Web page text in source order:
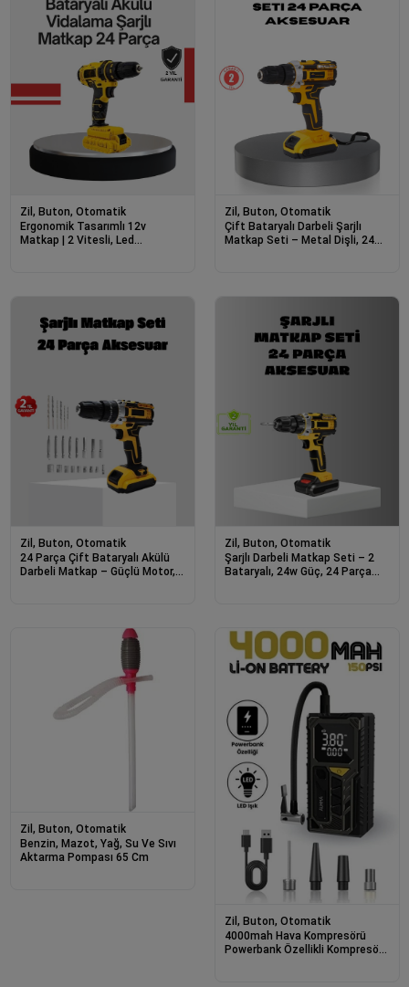
Zil, Buton, Otomatik
Ergonomik Tasarımlı 12v
Matkap | 2 Vitesli, Led
Zil, Buton, Otomatik
Çift Bataryalı Darbeli Şarjlı
Matkap Seti – Metal Dişli, 24
Zil, Buton, Otomatik
24 Parça Çift Bataryalı Akülü
Darbeli Matkap – Güçlü Motor,
Zil, Buton, Otomatik
Şarjlı Darbeli Matkap Seti – 2
Bataryalı, 24w Güç, 24 Parça
Zil, Buton, Otomatik
Benzin, Mazot, Yağ, Su Ve Sıvı
Aktarma Pompası 65 Cm
Zil, Buton, Otomatik
4000mah Hava Kompresörü
Powerbank Özellikli Kompresör